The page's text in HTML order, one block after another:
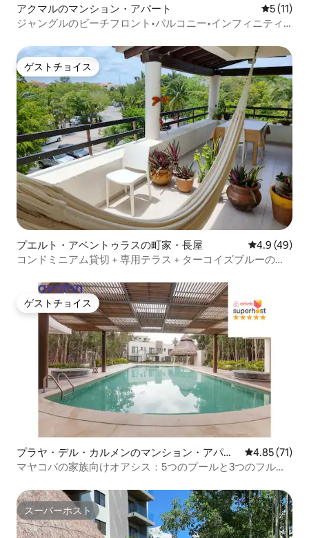
アクマルのマンション・アパート レビュー
5 (11)
ジャングルのビーチフロント•バルコニー•インフィニティ
ゲストチョイス
ゲストチョイス
プエルト・アベントゥラスの町家・長屋 レビュー49
4.9 (49)
コンドミニアム貸切 + 専用テラス + ターコイズブルーのビ
ゲストチョイス
ゲストチョイス
プラヤ・デル・カルメンのマンション・アパー
ト
レビュー71
4.85 (71)
マヤコバの家族向けオアシス：5つのプールと3つのフルバ
スーパーホスト
スーパーホスト